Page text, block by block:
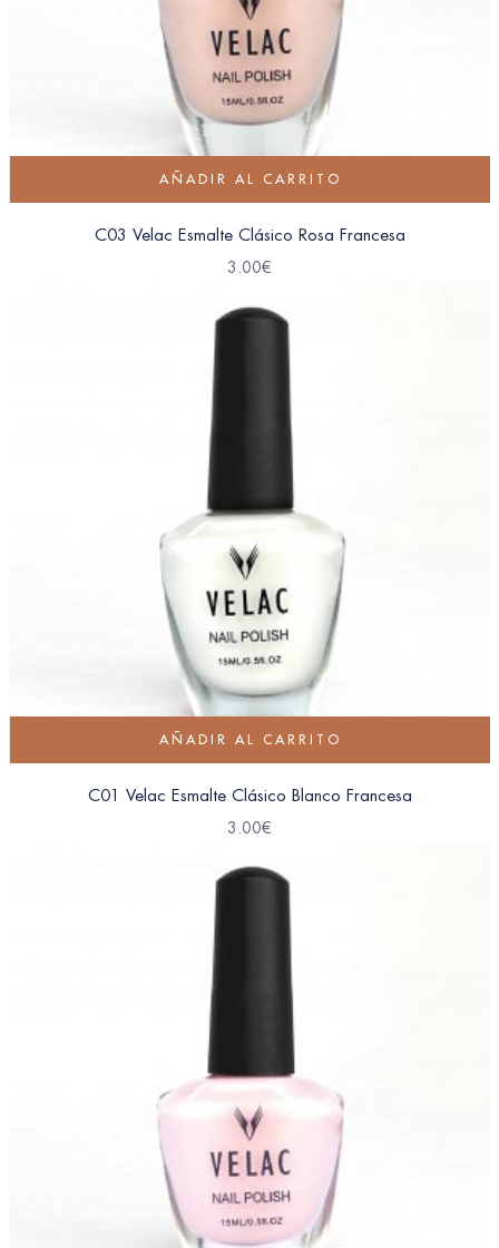
AÑADIR AL CARRITO
C03 Velac Esmalte Clásico Rosa Francesa
3.00€
AÑADIR AL CARRITO
C01 Velac Esmalte Clásico Blanco Francesa
3.00€